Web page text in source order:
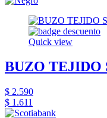
Quick view
BUZO TEJIDO
$ 2.590
$ 1.611